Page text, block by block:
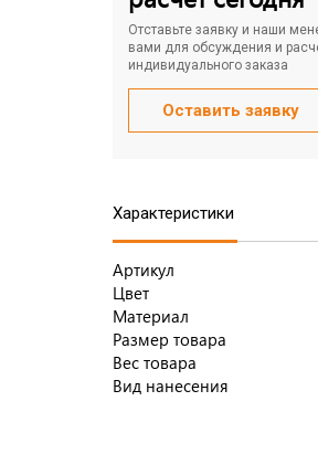
Отставьте заявку и наши
вами для обсуждения и
индивидуального заказа
Оставить заявку
Характеристики
Артикул
Цвет
Материал
Размер товара
Вес товара
Вид нанесения